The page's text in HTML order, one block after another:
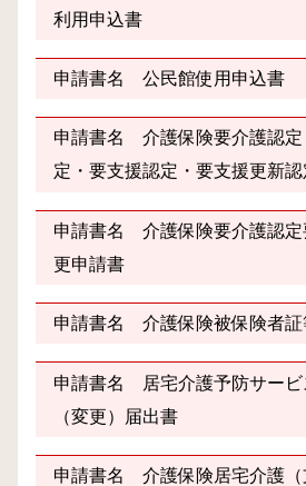
利用申込書
申請書名 公民館使用申込書
申請書名 介護保険要介護認定
定・要支援認定・要支援更新
申請書名 介護保険要介護認定
更申請書
申請書名 介護保険被保険者証
申請書名 居宅介護予防サービ
（変更）届出書
申請書名 介護保険居宅介護（